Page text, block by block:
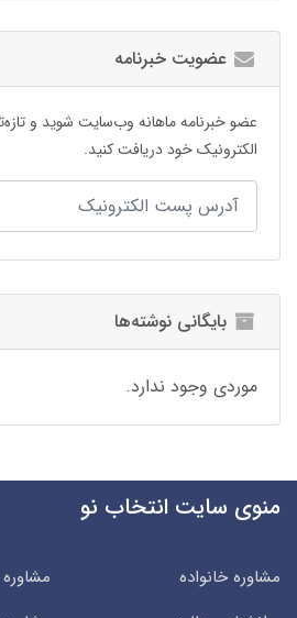
عضویت خبرنامه
عضو خبرنامه ماهانه وب‌سایت شوید و
الکترونیک خود دریافت کنید.
بایگانی نوشته‌ها
موردی وجود ندارد.
منوی سایت انتخاب نو
مشاوره خانواده